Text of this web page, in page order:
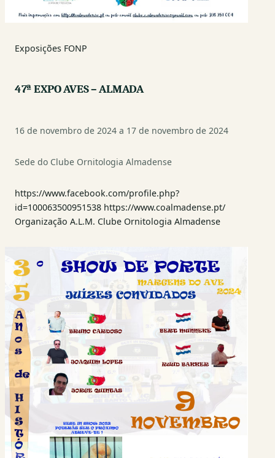
Exposições FONP
47ª EXPO AVES – ALMADA
16 de novembro de 2024 a 17 de novembro de 2024
Sede do Clube Ornitologia Almadense
https://www.facebook.com/profile.php?
id=100063500951538 https://www.coalmadense.pt/
Organização A.L.M. Clube Ornitologia Almadense